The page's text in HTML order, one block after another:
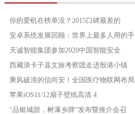
你的爱机在榜单没？2015口碑最差的
安卓系统发展回顾：世界上最多人用的手
天诚智能集团参加2020中国智能安全
西藏浪卡子县文旅考察团走进殷港小镇
乘风破浪的信尚安！全国医疗物联网布局
苹果iOS11/12扇子壁纸高清 4
“品银城甜，树瀑乡牌”发布暨推介会召